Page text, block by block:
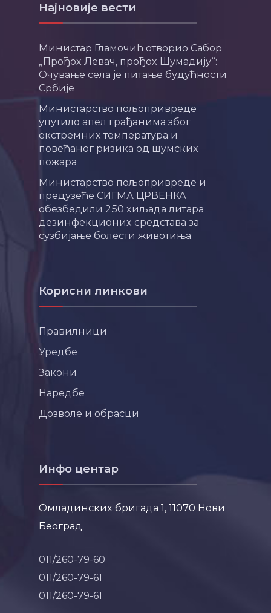
Најновије вести
Министар Гламочић отворио Сабор
„Прођох Левач, прођох Шумадију“:
Очување села је питање будућности
Србије
Министарство пољопривреде
упутило апел грађанима због
екстремних температура и
повећаног ризика од шумских
пожара
Министарство пољопривреде и
предузеће СИГМА ЦРВЕНКА
обезбедили 250 хиљада литара
дезинфекционих средстава за
сузбијање болести животиња
Корисни линкови
Правилници
Уредбе
Закони
Наредбе
Дозволе и обрасци
Инфо центар
Омладинских бригада 1, 11070 Нови
Београд
011/260-79-60
011/260-79-61
011/260-79-61